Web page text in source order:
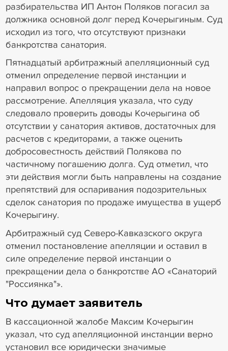
разбирательства ИП Антон Поляков погасил за
должника основной долг перед Кочерыгиным. Суд
исходил из того, что отсутствуют признаки
банкротства санатория.
Пятнадцатый арбитражный апелляционный суд
отменил определение первой инстанции и
направил вопрос о прекращении дела на новое
рассмотрение. Апелляция указала, что суду
следовало проверить доводы Кочерыгина об
отсутствии у санатория активов, достаточных для
расчетов с кредиторами, а также оценить
добросовестность действий Полякова по
частичному погашению долга. Суд отметил, что
эти действия могли быть направлены на создание
препятствий для оспаривания подозрительных
сделок санатория по продаже имущества в ущерб
Кочерыгину.
Арбитражный суд Северо-Кавказского округа
отменил постановление апелляции и оставил в
силе определение первой инстанции о
прекращении дела о банкротстве АО «Санаторий
"Россиянка"».
Что думает заявитель
В кассационной жалобе Максим Кочерыгин
указал, что суд апелляционной инстанции верно
установил все юридически значимые